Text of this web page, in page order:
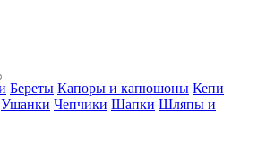
Береты Капоры и капюшоны Кепи
Ушанки Чепчики Шапки Шляпы и